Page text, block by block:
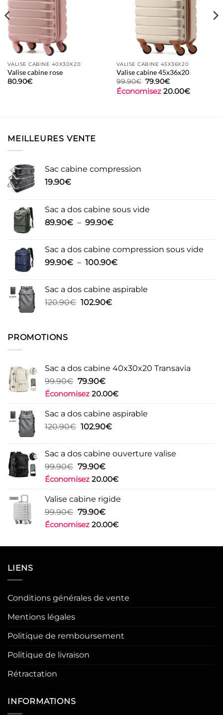
VALISE CABINE 40X30X20
Valise cabine rose
80.90€
VALISE CABINE 45X36X20
Valise cabine 45x36x20
99.90€ Le
prix
initial
79.90€Le
prix
actuel
Économisez 20.00€
MEILLEURES VENTE
Sac cabine compression
19.90€
Sac a dos cabine sous vide
89.90€ – 99.90€Plage
89.90€
à
Sac a dos cabine compression sous vide
99.90€ – 100.90€Plage
99.90€
Sac a dos cabine aspirable
120.90€ Le
102.90€Le
PROMOTIONS
Sac a dos cabine 40x30x20 Transavia
99.90€ Le
prix
était :
99.90€.
79.90€Le
prix
est :
79.90€.
Économisez 20.00€
Sac a dos cabine aspirable
120.90€ Le
était :
120.90€.
102.90€Le
est :
Sac a dos cabine ouverture valise
99.90€ Le
prix
était :
99.90€.
79.90€Le
prix
est :
79.90€.
Économisez 20.00€
Valise cabine rigide
99.90€ Le
prix
79.90€Le
prix
Économisez 20.00€
LIENS
Conditions générales de vente
Mentions légales
Politique de remboursement
Politique de livraison
Rétractation
INFORMATIONS